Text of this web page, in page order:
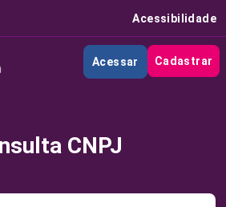
Acessibilidade
Acessar Cadastrar
CNPJ